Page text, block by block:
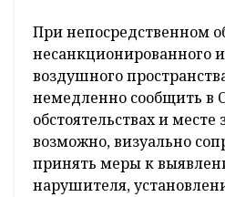
При непосредственном
несанкционированного
воздушного
немедленно сообщить в
обстоятельствах и месте
возможно, визуально
принять меры к
нарушителя,